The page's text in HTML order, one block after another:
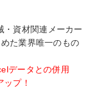
・資材関連メーカー
た業界唯一のもの
データとの併用
プ！